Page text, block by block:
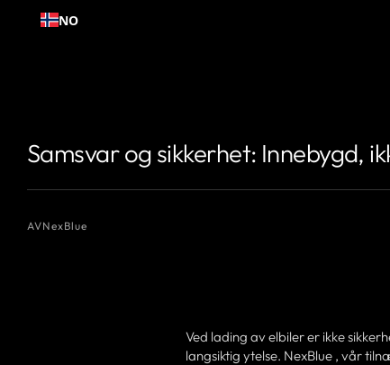
NO
Samsvar og sikkerhet: Innebygd,
AVNexBlue
Ved lading av elbiler er ikke
langsiktig ytelse. NexBlue , vår